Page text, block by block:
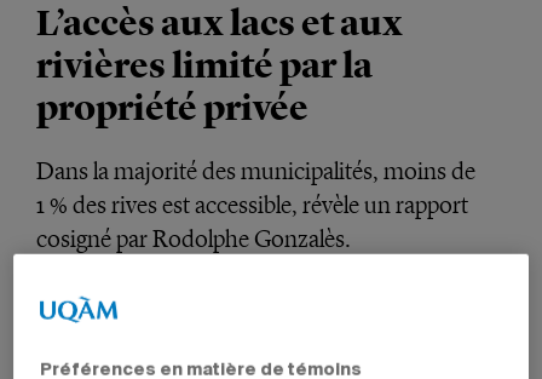
L’accès aux lacs et aux
rivières limité par la
propriété privée
Dans la majorité des municipalités, moins de
1 % des rives est accessible, révèle un rapport
cosigné par Rodolphe Gonzalès.
RECHERCHE
PROFESSEURS
Préférences en matière de témoins